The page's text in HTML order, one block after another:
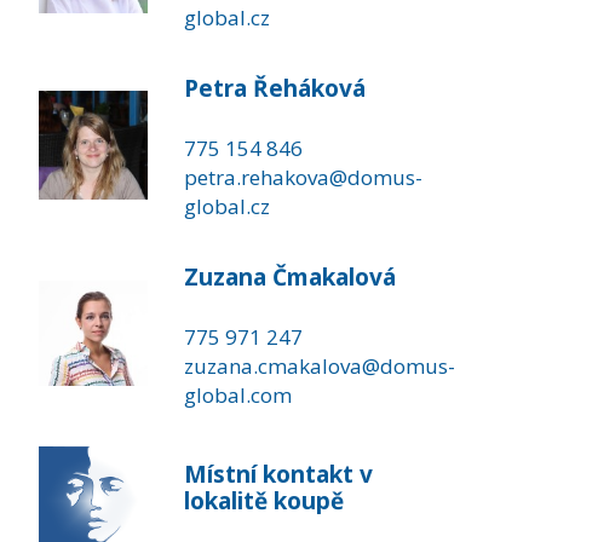
global.cz
Petra Řeháková
775 154 846
petra.rehakova@domus-
global.cz
Zuzana Čmakalová
775 971 247
zuzana.cmakalova@domus-
global.com
Místní kontakt v
lokalitě koupě